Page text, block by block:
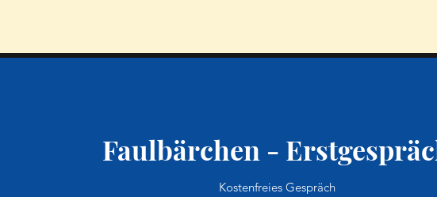
Faulbärchen -
Kostenfreies Gespräch